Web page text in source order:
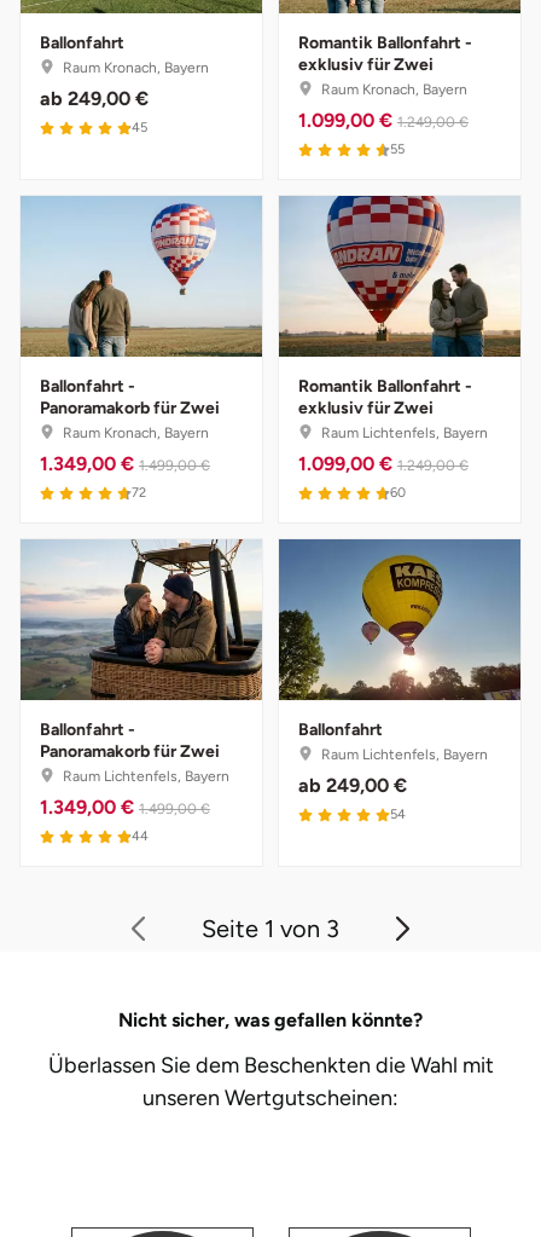
Ballonfahrt
Raum Kronach, Bayern
ab 249,00 €
45
Romantik Ballonfahrt -
exklusiv für Zwei
Raum Kronach, Bayern
1.099,00 € 1.249,00 €
55
Ballonfahrt -
Panoramakorb für Zwei
Raum Kronach, Bayern
1.349,00 € 1.499,00 €
72
Romantik Ballonfahrt -
exklusiv für Zwei
Raum Lichtenfels, Bayern
1.099,00 € 1.249,00 €
60
Ballonfahrt -
Panoramakorb für Zwei
Raum Lichtenfels, Bayern
1.349,00 € 1.499,00 €
44
Ballonfahrt
Raum Lichtenfels, Bayern
ab 249,00 €
54
Seite 1 von 3
Nicht sicher, was gefallen könnte?
Überlassen Sie dem Beschenkten die Wahl mit
unseren Wertgutscheinen:
Wesel
Witten
Zwickau
Öhringen